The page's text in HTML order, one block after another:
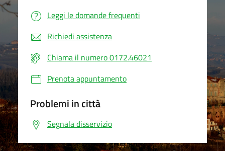
Leggi le domande frequenti
Richiedi assistenza
Chiama il numero 0172.46021
Prenota appuntamento
Problemi in città
Segnala disservizio